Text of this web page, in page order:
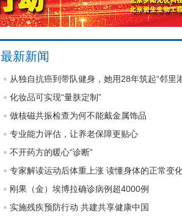
最新新闻
从独自抗癌到带队健身，她用28年筑起“邻里
化妆品可实现“量肤定制”
做核磁共振检查为何不能戴金属饰品
专业能力评估，让养老保障更贴心
不开药方的暖心“诊断”
专家解读运动后体重上涨 读懂身体的正常变
刚果（金）埃博拉确诊病例超4000例
实施残疾预防行动 共建共享健康中国